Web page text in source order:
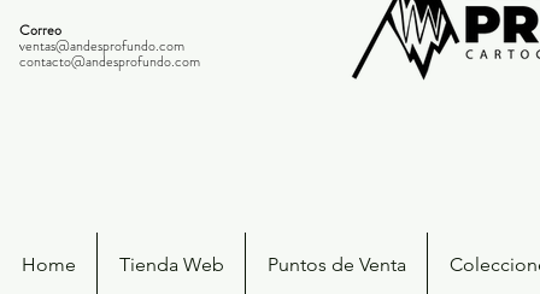
Correo
ventas@andesprofundo.com
contacto@andesprofundo.com
Home Tienda Web Puntos de Venta